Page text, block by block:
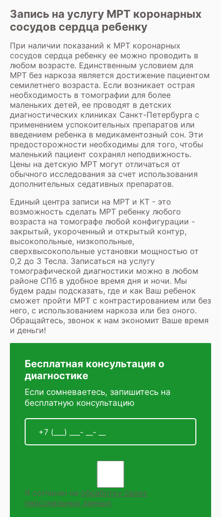
Запись на услугу МРТ коронарных
сосудов сердца ребенку
При наличии показаний к МРТ коронарных
сосудов сердца ребенку ее можно проводить в
любом возрасте. Единственным условием для
МРТ без наркоза является достижение пациентом
семилетнего возраста. Если возникает острая
необходимость в томографии для более
маленьких детей, ее проводят в детских
диагностических клиниках Санкт-Петербурга с
применением успокоительных препаратов или
введением ребенка в медикаментозный сон. Эти
предосторожности необходимы для того, чтобы
маленький пациент сохранял неподвижность.
Цены на детскую МРТ могут отличаться от
обычного исследования за счет использования
дополнительных седативных препаратов.
Единый центра записи на МРТ и КТ - это
возможность сделать МРТ ребенку любого
возраста на томографе любой конфигурации -
закрытый, укороченный и открытый контур,
высокопольные, низкопольные,
сверхвысокопольные установки мощностью от
0,2 до 3 Тесла. Записаться на услугу
томографической диагностики можно в любом
районе СПб в удобное время дня и ночи. Мы
будем рады подсказать, где и как Ваш ребенок
сможет пройти МРТ с контрастированием или без
него, с использованием наркоза или без оного.
Обращайтесь, звонок к нам экономит Ваше время
и деньги!
Бесплатная консультация о
диагностике
Если сомневаетесь, запишитесь на
бесплатную консультацию
Я согласен на обработку своих
персональных данных